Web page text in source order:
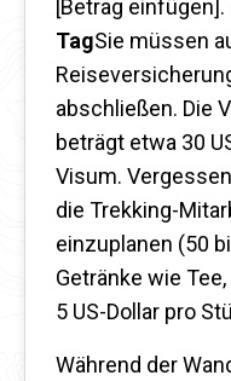
[Betrag einfügen].
TagSie müssen
abschließen. Die
beträgt etwa 30
Visum.
die Trekking-
einzuplanen (50
Getränke wie
5 US-Dollar pro
Während der